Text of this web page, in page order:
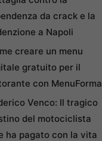
da crack e la
a Napoli
creare un menu
gratuito per il
con MenuForma
Venco: Il tragico
del motociclista
ha pagato con la vita